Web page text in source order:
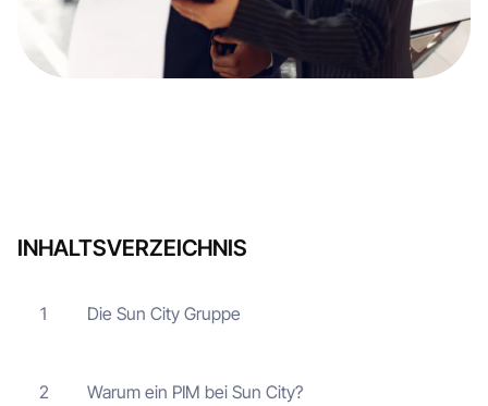
INHALTSVERZEICHNIS
1 Die Sun City Gruppe
2 Warum ein PIM bei Sun City?